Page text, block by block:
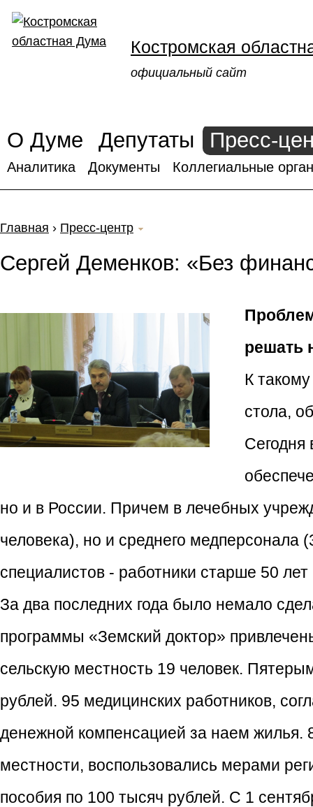
Костромская
официальный сайт
О Думе Депутаты Пресс-
Аналитика Документы Коллегиальные
Главная › Пресс-центр
Сергей Деменков: «Без
решать
К
стола,
Сегодня
но и в России. Причем в лечебных
человека), но и среднего
специалистов - работники старше 50
За два последних года было немало
программы «Земский доктор»
сельскую местность 19 человек.
рублей. 95 медицинских работников,
денежной компенсацией за наем жилья.
местности, воспользовались мерами
пособия по 100 тысяч рублей. С 1